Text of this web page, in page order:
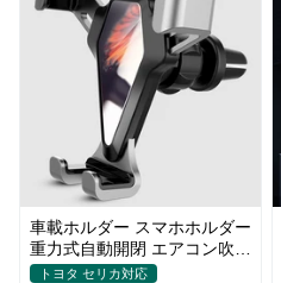
車載ホルダー スマホホルダー
重力式自動開閉 エアコン吹き
出し口用 全機種
トヨタ セリカ対応